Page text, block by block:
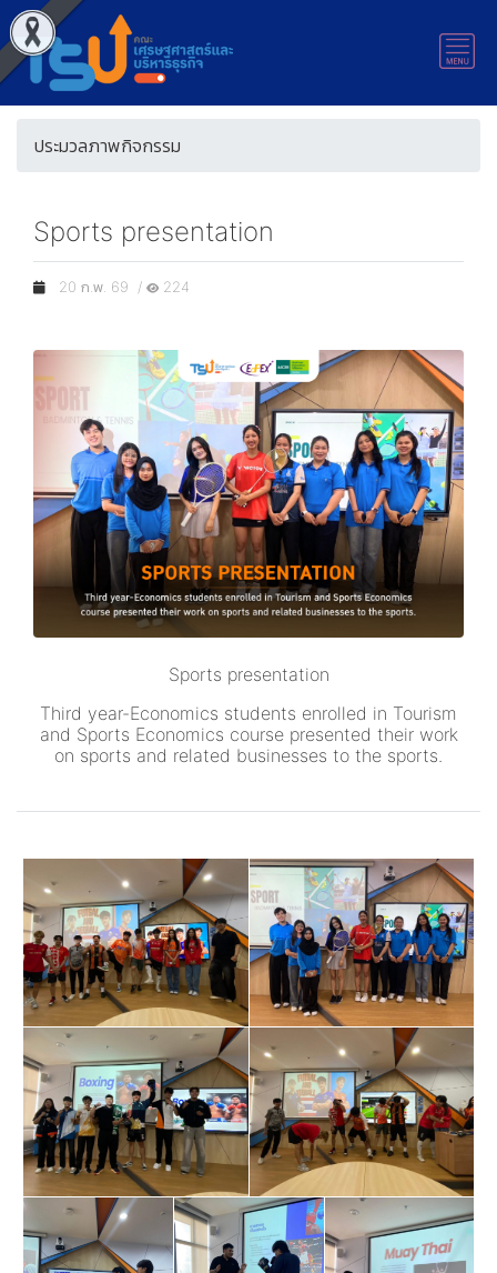
ประมวลภาพกิจกรรม
Sports presentation
20 ก.พ. 69 / 224
Sports presentation
Third year-Economics students enrolled in Tourism
and Sports Economics course presented their work
on sports and related businesses to the sports.